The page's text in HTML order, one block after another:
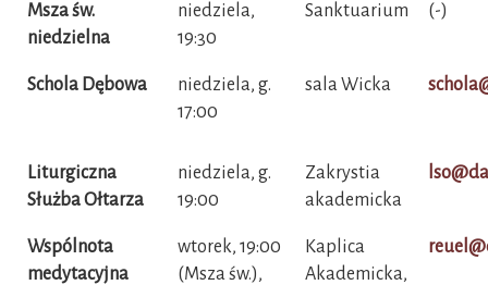
Msza św.
niedzielna
niedziela,
19:30
Sanktuarium (-)
Schola Dębowa
niedziela, g.
17:00
sala Wicka
Liturgiczna
Służba Ołtarza
niedziela, g.
19:00
Zakrystia
akademicka
Wspólnota
medytacyjna
wtorek, 19:00
(Msza św.),
Kaplica
Akademicka,